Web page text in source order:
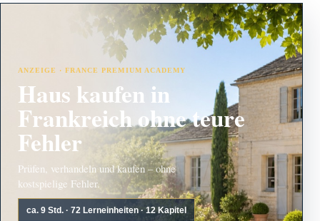
ANZEIGE · FRANCE PREMIUM ACADEMY
Haus kaufen in
Frankreich ohne teure
Fehler
Prüfen, verhandeln und kaufen – ohne
kostspielige Fehler.
ca. 9 Std. · 72 Lerneinheiten · 12 Kapitel